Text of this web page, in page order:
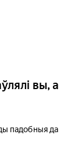
вы, а
падобныя да